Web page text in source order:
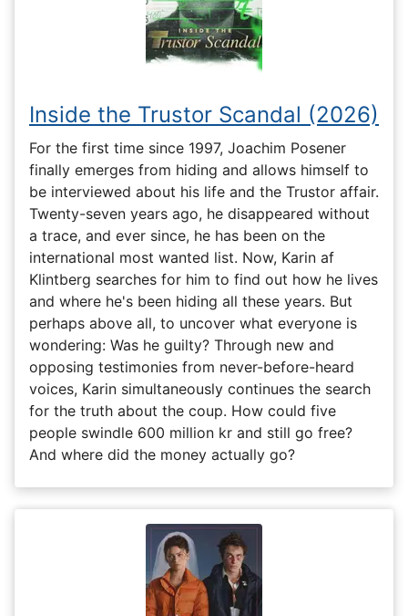
Inside the Trustor Scandal (2026)
For the first time since 1997, Joachim Posener
finally emerges from hiding and allows himself to
be interviewed about his life and the Trustor affair.
Twenty-seven years ago, he disappeared without
a trace, and ever since, he has been on the
international most wanted list. Now, Karin af
Klintberg searches for him to find out how he lives
and where he's been hiding all these years. But
perhaps above all, to uncover what everyone is
wondering: Was he guilty? Through new and
opposing testimonies from never-before-heard
voices, Karin simultaneously continues the search
for the truth about the coup. How could five
people swindle 600 million kr and still go free?
And where did the money actually go?